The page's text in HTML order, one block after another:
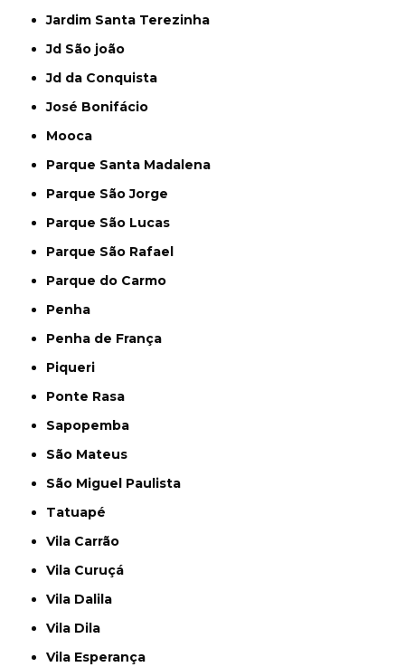
Jardim Santa Terezinha
Jd São joão
Jd da Conquista
José Bonifácio
Mooca
Parque Santa Madalena
Parque São Jorge
Parque São Lucas
Parque São Rafael
Parque do Carmo
Penha
Penha de França
Piqueri
Ponte Rasa
Sapopemba
São Mateus
São Miguel Paulista
Tatuapé
Vila Carrão
Vila Curuçá
Vila Dalila
Vila Dila
Vila Esperança